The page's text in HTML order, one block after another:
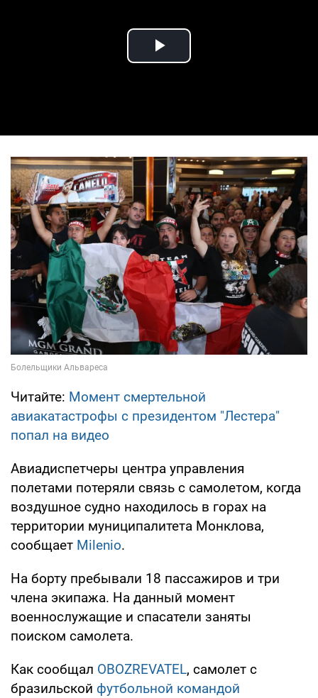
Play Video
Читайте: Момент смертельной
авиакатастрофы с президентом "Лестера"
попал на видео
Авиадиспетчеры центра управления
полетами потеряли связь с самолетом, когда
воздушное судно находилось в горах на
территории муниципалитета Монклова,
сообщает Milenio.
На борту пребывали 18 пассажиров и три
члена экипажа. На данный момент
военнослужащие и спасатели заняты
поиском самолета.
Как сообщал OBOZREVATEL, самолет с
бразильской футбольной командой